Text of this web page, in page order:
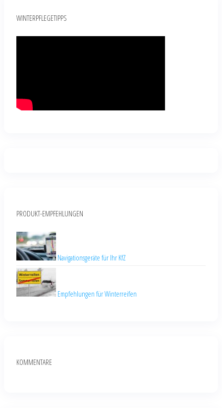
WINTERPFLEGETIPPS
PRODUKT-EMPFEHLUNGEN
Navigationsgeräte für Ihr KfZ
Empfehlungen für Winterreifen
KOMMENTARE